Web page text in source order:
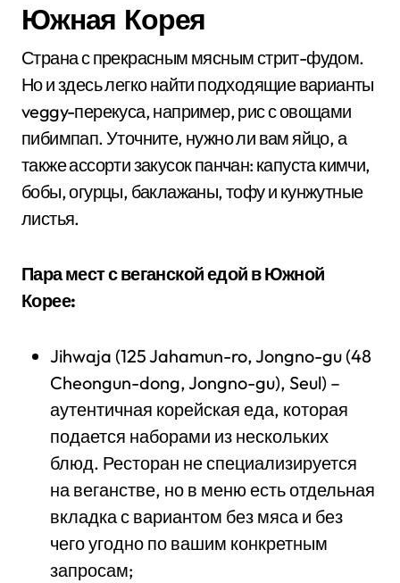
Южная Корея
Страна с прекрасным мясным стрит-фудом.
Но и здесь легко найти подходящие варианты
veggy-перекуса, например, рис с овощами
пибимпап. Уточните, нужно ли вам яйцо, а
также ассорти закусок панчан: капуста кимчи,
бобы, огурцы, баклажаны, тофу и кунжутные
листья.
Пара мест с веганской едой в Южной
Корее:
Jihwaja (125 Jahamun-ro, Jongno-gu (48
Cheongun-dong, Jongno-gu), Seul) –
аутентичная корейская еда, которая
подается наборами из нескольких
блюд. Ресторан не специализируется
на веганстве, но в меню есть отдельная
вкладка с вариантом без мяса и без
чего угодно по вашим конкретным
запросам;